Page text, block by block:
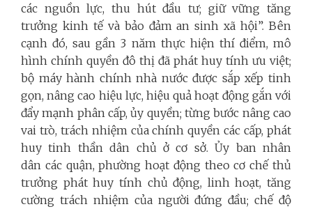
các nguồn lực, thu hút đầu tư; giữ vững tăng
trưởng kinh tế và bảo đảm an sinh xã hội”. Bên
cạnh đó, sau gần 3 năm thực hiện thí điểm, mô
hình chính quyền đô thị đã phát huy tính ưu việt;
bộ máy hành chính nhà nước được sắp xếp tinh
gọn, nâng cao hiệu lực, hiệu quả hoạt động gắn với
đẩy mạnh phân cấp, ủy quyền; từng bước nâng cao
vai trò, trách nhiệm của chính quyền các cấp, phát
huy tinh thần dân chủ ở cơ sở. Ủy ban nhân
dân các quận, phường hoạt động theo cơ chế thủ
trưởng phát huy tính chủ động, linh hoạt, tăng
cường trách nhiệm của người đứng đầu; chế độ